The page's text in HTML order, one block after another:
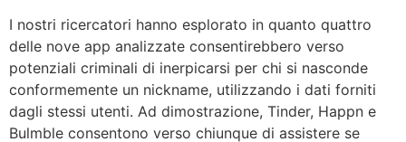
I nostri ricercatori hanno esplorato in quanto quattro
delle nove app analizzate consentirebbero verso
potenziali criminali di inerpicarsi per chi si nasconde
conformemente un nickname, utilizzando i dati forniti
dagli stessi utenti. Ad dimostrazione, Tinder, Happn e
Bulmble consentono verso chiunque di assistere se